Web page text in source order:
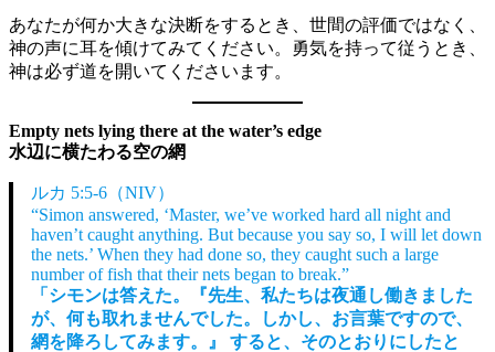
あなたが何か大きな決断をするとき、世間の評価ではなく、
神の声に耳を傾けてみてください。勇気を持って従うとき、
神は必ず道を開いてくださいます。
Empty nets lying there at the water’s edge
水辺に横たわる空の網
ルカ 5:5-6（NIV）
“Simon answered, ‘Master, we’ve worked hard all night and
haven’t caught anything. But because you say so, I will let down
the nets.’ When they had done so, they caught such a large
number of fish that their nets began to break.”
「シモンは答えた。『先生、私たちは夜通し働きました
が、何も取れませんでした。しかし、お言葉ですので、
網を降ろしてみます。』 すると、そのとおりにしたと